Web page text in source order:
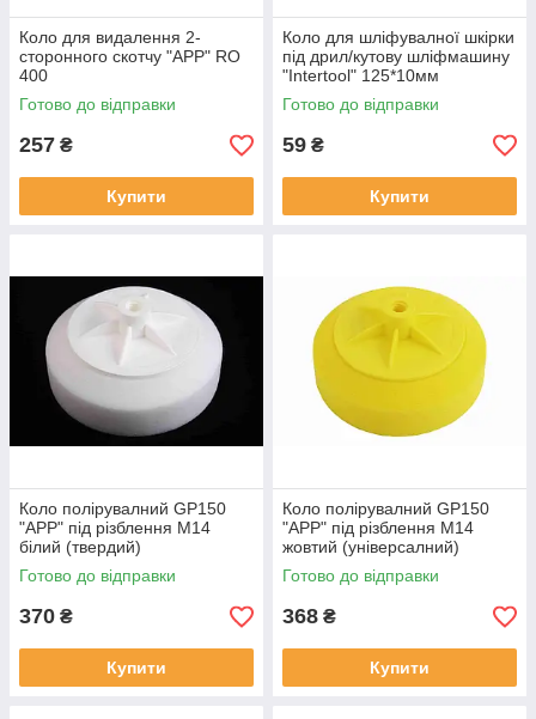
Коло для видалення 2-
сторонного скотчу "APP" RO
400
Готово до відправки
257 ₴
Купити
Коло для шліфувалної шкірки
під дрил/кутову шліфмашину
"Intertool" 125*10мм
Готово до відправки
59 ₴
Купити
Коло полірувалний GP150
"APP" під різблення М14
білий (твердий)
Готово до відправки
370 ₴
Купити
Коло полірувалний GP150
"APP" під різблення М14
жовтий (універсалний)
Готово до відправки
368 ₴
Купити